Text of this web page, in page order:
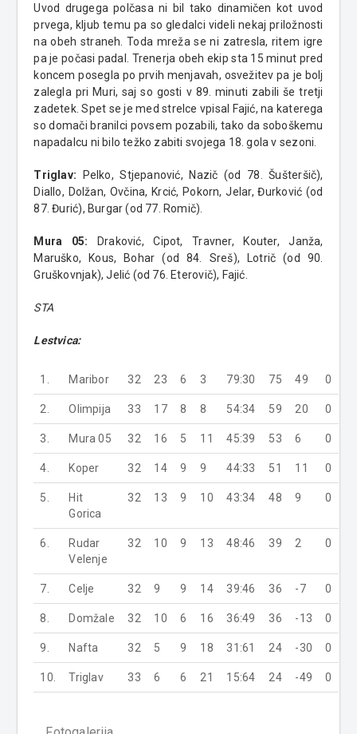
Uvod drugega polčasa ni bil tako dinamičen kot uvod
prvega, kljub temu pa so gledalci videli nekaj priložnosti
na obeh straneh. Toda mreža se ni zatresla, ritem igre
pa je počasi padal. Trenerja obeh ekip sta 15 minut pred
koncem posegla po prvih menjavah, osvežitev pa je bolj
zalegla pri Muri, saj so gosti v 89. minuti zabili še tretji
zadetek. Spet se je med strelce vpisal Fajić, na katerega
so domači branilci povsem pozabili, tako da soboškemu
napadalcu ni bilo težko zabiti svojega 18. gola v sezoni.
Triglav: Pelko, Stjepanović, Nazič (od 78. Šušteršič),
Diallo, Dolžan, Ovčina, Krcić, Pokorn, Jelar, Đurković (od
87. Đurić), Burgar (od 77. Romič).
Mura 05:
Draković, Cipot, Travner, Kouter, Janža,
Maruško, Kous, Bohar (od 84. Sreš), Lotrič (od 90.
Gruškovnjak), Jelić (od 76. Eterovič), Fajić.
STA
Lestvica:
1. Maribor 32 23 6 3 79:30 75 49 0
2. Olimpija 33 17 8 8 54:34 59 20 0
3. Mura 05 32 16 5 11 45:39 53 6 0
4. Koper 32 14 9 9 44:33 51 11 0
5.
Hit
Gorica
32 13 9 10 43:34 48 9 0
6.
Rudar
Velenje
32 10 9 13 48:46 39 2 0
7. Celje 32 9 9 14 39:46 36 -7 0
8. Domžale 32 10 6 16 36:49 36 -13 0
9. Nafta 32 5 9 18 31:61 24 -30 0
10. Triglav 33 6 6 21 15:64 24 -49 0